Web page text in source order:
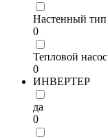
Настенный тип
0
Тепловой насос
0
ИНВЕРТЕР
да
0